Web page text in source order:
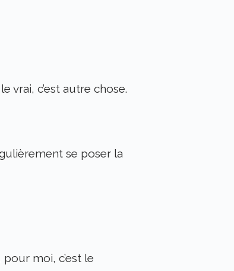
vrai, c’est autre chose.
se poser la
moi, c’est le